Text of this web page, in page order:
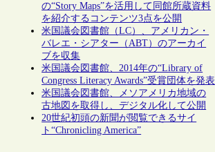
の“Story Maps”を活用して同館所蔵資料
を紹介するコンテンツ3点を公開
米国議会図書館（LC）、アメリカン・
バレエ・シアター（ABT）のアーカイ
ブを収集
米国議会図書館、2014年の“Library of
Congress Literacy Awards”受賞団体を発表
米国議会図書館、メソアメリカ地域の
古地図を取得し、デジタル化して公開
20世紀初頭の新聞が閲覧できるサイ
ト“Chronicling America”